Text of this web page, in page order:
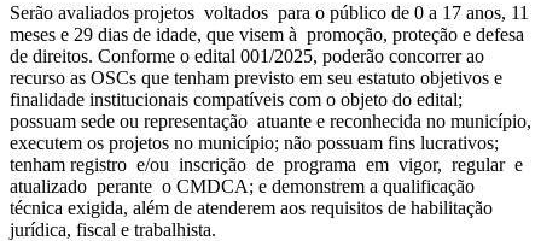
Serão avaliados projetos voltados para o público de 0 a 17 anos, 11
meses e 29 dias de idade, que visem à promoção, proteção e defesa
de direitos. Conforme o edital 001/2025, poderão concorrer ao
recurso as OSCs que tenham previsto em seu estatuto objetivos e
finalidade institucionais compatíveis com o objeto do edital;
possuam sede ou representação atuante e reconhecida no município,
executem os projetos no município; não possuam fins lucrativos;
tenham registro e/ou inscrição de programa em vigor, regular e
atualizado perante o CMDCA; e demonstrem a qualificação
técnica exigida, além de atenderem aos requisitos de habilitação
jurídica, fiscal e trabalhista.